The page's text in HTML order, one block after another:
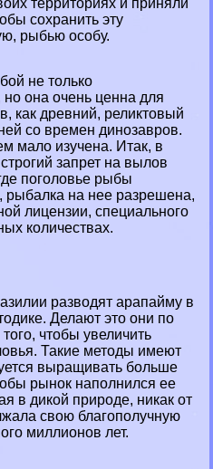
территориях и приняли
сохранить эту
рыбью особу.
не только
но она очень ценна для
как древний, реликтовый
со времен динозавров.
мало изучена. Итак, в
запрет на вылов
поголовье рыбы
рыбалка на нее разрешена,
лицензии, специального
количествах.
разводят арапайму в
Делают это они по
чтобы увеличить
Такие методы имеют
выращивать больше
рынок наполнился ее
в дикой природе, никак от
свою благополучную
миллионов лет.